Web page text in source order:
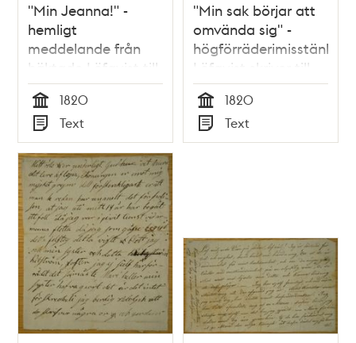
"Min Jeanna!" -
hemligt
meddelande från
häktade Löfqvist till
Johanna
Segerström
Tid
1820
Typ
Text
"Min sak börjar att
omvända sig" -
högförräderimisstänkte
Löfqvist skriver till
Adolf från fängelset
Tid
1820
Typ
Text